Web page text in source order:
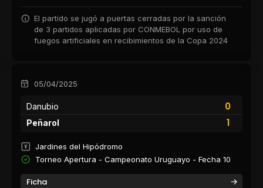
El partido se jugó a puertas cerradas por la sanción
de 3 partidos aplicadas por CONMEBOL por uso de
fuegos artificiales en recibimientos de la Copa 2024
05/04/2025
Danubio
0
1
Peñarol
Jardines del Hipódromo
Torneo Apertura - Campeonato Uruguayo - Fecha 10
Ficha